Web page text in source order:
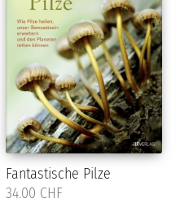
Fantastische Pilze
34.00 CHF